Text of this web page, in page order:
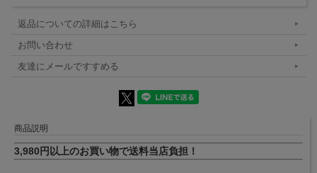
返品についての詳細はこちら
お問い合わせ
友達にメールですすめる
商品説明
3,980円以上のお買い物で送料当店負担！